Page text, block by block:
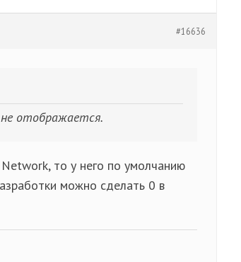
#16636
не отображается.
то у него по умолчанию
можно сделать 0 в